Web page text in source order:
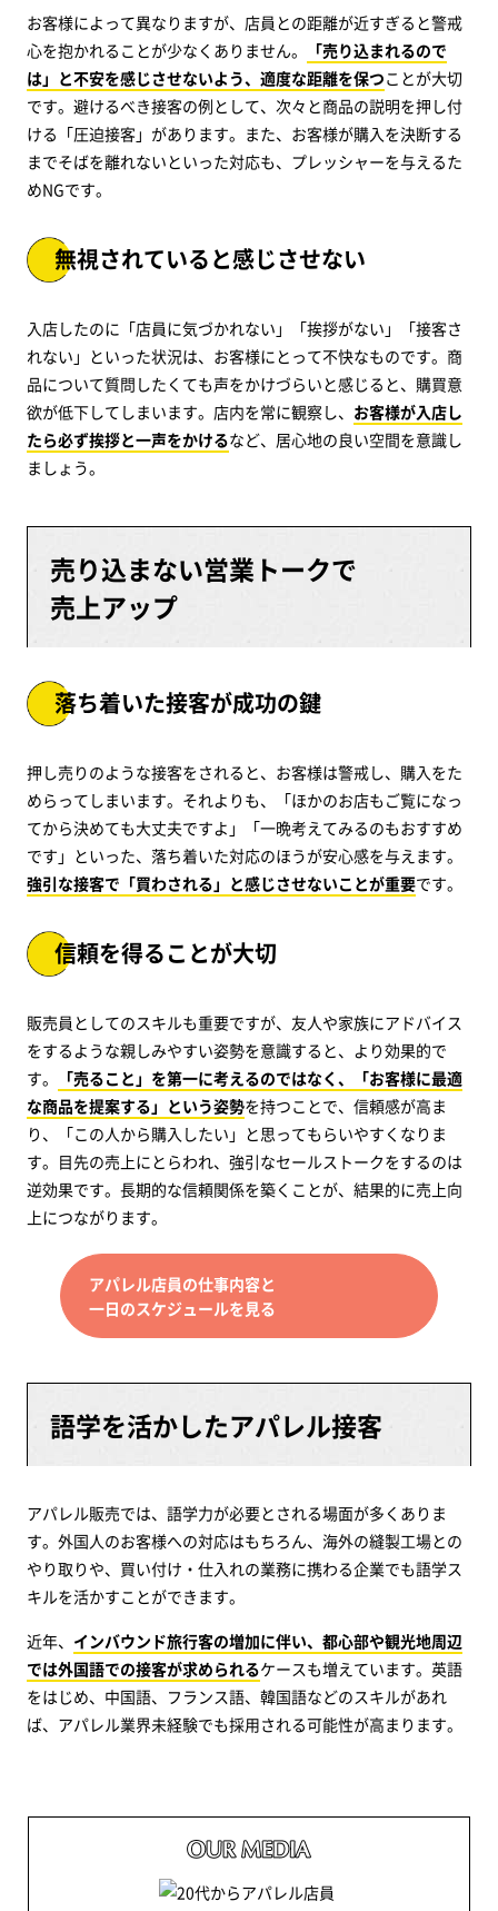
お客様によって異なりますが、店員との距離が近すぎると警戒
心を抱かれることが少なくありません。
「売り込まれるので
は」と不安を感じさせないよう、適度な距離を保つことが大切
です。避けるべき接客の例として、次々と商品の説明を押し付
ける「圧迫接客」があります。また、お客様が購入を決断する
までそばを離れないといった対応も、プレッシャーを与えるた
めNGです。
無視されていると感じさせない
入店したのに「店員に気づかれない」「挨拶がない」「接客さ
れない」といった状況は、お客様にとって不快なものです。商
品について質問したくても声をかけづらいと感じると、購買意
欲が低下してしまいます。店内を常に観察し、 お客様が入店し
たら必ず挨拶と一声をかけるなど、居心地の良い空間を意識し
ましょう。
売り込まない営業トークで
売上アップ
落ち着いた接客が成功の鍵
押し売りのような接客をされると、お客様は警戒し、購入をた
めらってしまいます。それよりも、「ほかのお店もご覧になっ
てから決めても大丈夫ですよ」「一晩考えてみるのもおすすめ
です」といった、落ち着いた対応のほうが安心感を与えます。
強引な接客で「買わされる」と感じさせないことが重要です。
信頼を得ることが大切
販売員としてのスキルも重要ですが、友人や家族にアドバイス
をするような親しみやすい姿勢を意識すると、より効果的で
す。
「売ること」を第一に考えるのではなく、「お客様に最適
な商品を提案する」という姿勢を持つことで、信頼感が高ま
り、「この人から購入したい」と思ってもらいやすくなりま
す。目先の売上にとらわれ、強引なセールストークをするのは
逆効果です。長期的な信頼関係を築くことが、結果的に売上向
上につながります。
アパレル店員の仕事内容と
一日のスケジュールを見る
語学を活かしたアパレル接客
アパレル販売では、語学力が必要とされる場面が多くありま
す。外国人のお客様への対応はもちろん、海外の縫製工場との
やり取りや、買い付け・仕入れの業務に携わる企業でも語学ス
キルを活かすことができます。
近年、 インバウンド旅行客の増加に伴い、都心部や観光地周辺
では外国語での接客が求められるケースも増えています。英語
をはじめ、中国語、フランス語、韓国語などのスキルがあれ
ば、アパレル業界未経験でも採用される可能性が高まります。